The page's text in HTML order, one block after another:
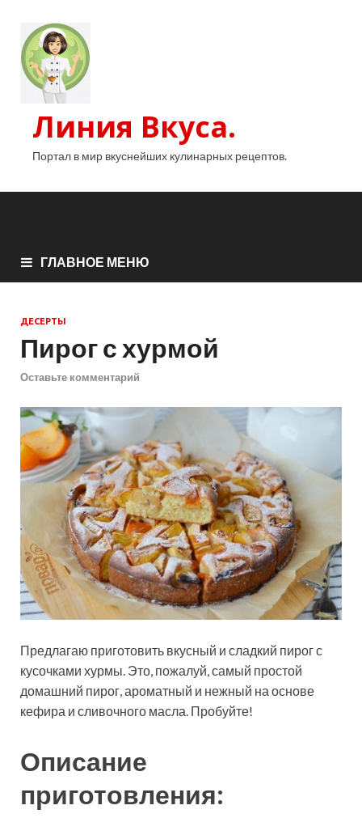
Линия Вкуса.
Портал в мир вкуснейших кулинарных рецептов.
ГЛАВНОЕ МЕНЮ
ДЕСЕРТЫ
Пирог с хурмой
Оставьте комментарий
Предлагаю приготовить вкусный и сладкий пирог с
кусочками хурмы. Это, пожалуй, самый простой
домашний пирог, ароматный и нежный на основе
кефира и сливочного масла. Пробуйте!
Описание
приготовления: